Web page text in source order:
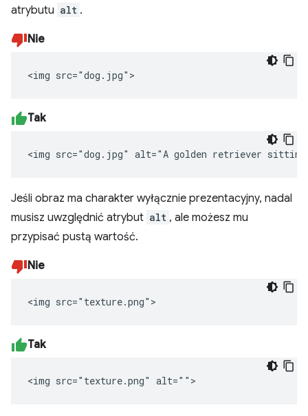
atrybutu alt .
Nie
<img src="dog.jpg">
Tak
<img src="dog.jpg" alt="A golden retriever sitting
Jeśli obraz ma charakter wyłącznie prezentacyjny, nadal
musisz uwzględnić atrybut alt , ale możesz mu
przypisać pustą wartość.
Nie
<img src="texture.png">
Tak
<img src="texture.png" alt="">